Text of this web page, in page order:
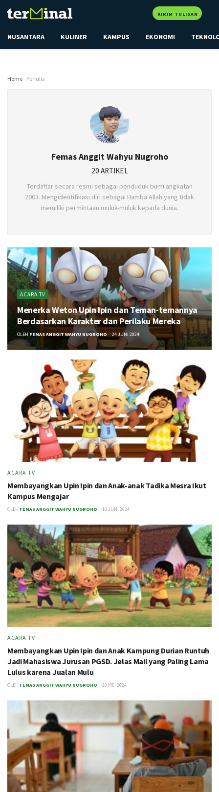
KIRIM TULISAN
NUSANTARA KULINER KAMPUS EKONOMI
Home Penulis
Femas Anggit Wahyu Nugroho
20 ARTIKEL
Terdaftar secara resmi sebagai penduduk bumi angkatan
2003. Mengidentifikasi diri sebagai Hamba Allah yang tidak
memiliki permintaan muluk-muluk kepada dunia.
ACARA TV
Menerka Weton Upin Ipin dan Teman-temannya
Berdasarkan Karakter dan Perilaku Mereka
OLEH FEMAS ANGGIT WAHYU NUGROHO 24 JUNI 2024
ACARA TV
Membayangkan Upin Ipin dan Anak-anak Tadika Mesra Ikut
Kampus Mengajar
OLEH FEMAS ANGGIT WAHYU NUGROHO 10 JUNI 2024
ACARA TV
Membayangkan Upin Ipin dan Anak Kampung Durian Runtuh
Jadi Mahasiswa Jurusan PGSD. Jelas Mail yang Paling Lama
Lulus karena Jualan Mulu
OLEH FEMAS ANGGIT WAHYU NUGROHO 20 MEI 2024